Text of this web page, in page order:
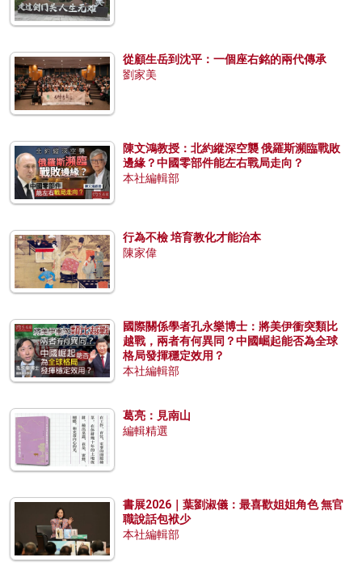
從顧生岳到沈平：一個座右銘的兩代傳承
劉家美
陳文鴻教授：北約縱深空襲 俄羅斯瀕臨戰敗
邊緣？中國零部件能左右戰局走向？
本社編輯部
行為不檢 培育教化才能治本
陳家偉
國際關係學者孔永樂博士：將美伊衝突類比
越戰，兩者有何異同？中國崛起能否為全球
格局發揮穩定效用？
本社編輯部
葛亮：見南山
編輯精選
書展2026｜葉劉淑儀：最喜歡姐姐角色 無官
職說話包袱少
本社編輯部